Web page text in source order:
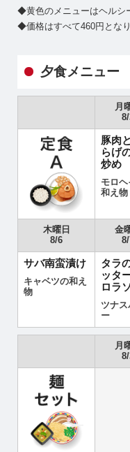
◆黄色のメニューはヘルシ
◆価格はすべて460円となり
夕食メニュー
月
豚肉
らげ
炒め
モロ
和え物
木曜日
8/6
金
サバ南蛮漬け
キャベツの和え
物
タラ
ッタ
ロラ
ツナ
ー
月